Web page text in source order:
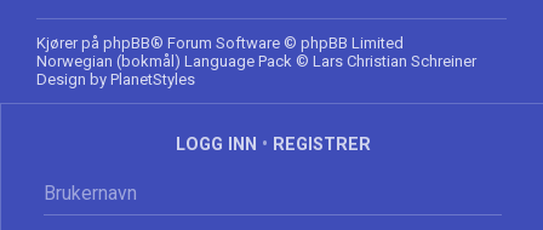
Kjører på phpBB® Forum Software © phpBB Limited
Norwegian (bokmål) Language Pack © Lars Christian Schreiner
Design by PlanetStyles
LOGG INN • REGISTRER